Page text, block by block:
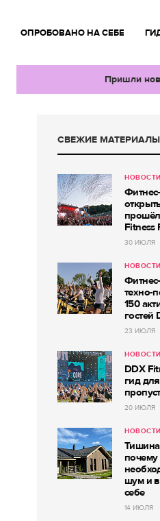
ОПРОБОВАНО НА СЕБЕ
Пришли
СВЕЖИЕ МАТЕРИАЛЫ
НОВОСТИ
Fitness
30 ИЮЛЯ
НОВОСТИ
техно-
150
гостей
23 ИЮЛЯ
НОВОСТИ
DDX
гид
20 ИЮЛЯ
НОВОСТИ
шум и
себе
14 ИЮЛЯ